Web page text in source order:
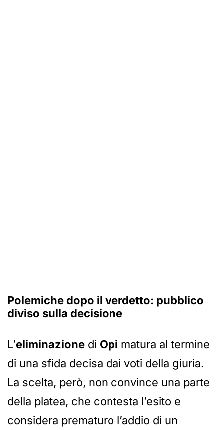
Polemiche dopo il verdetto: pubblico
diviso sulla decisione
L’eliminazione di Opi matura al termine
di una sfida decisa dai voti della giuria.
La scelta, però, non convince una parte
della platea, che contesta l’esito e
considera prematuro l’addio di un